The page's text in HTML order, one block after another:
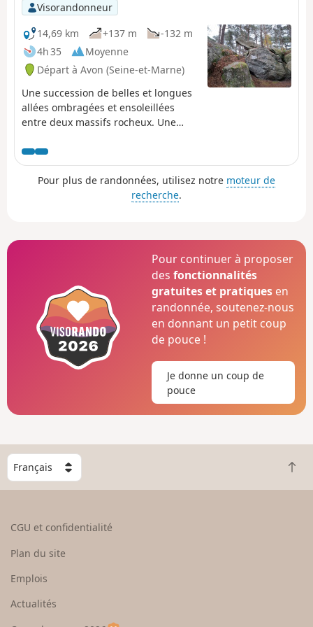
Visorandonneur
14,69 km
+137 m
-132 m
4h 35
Moyenne
Départ à Avon (Seine-et-Marne)
Une succession de belles et longues
allées ombragées et ensoleillées
entre deux massifs rocheux. Une
du Massif de Fontainebleau avec un
minimum de voies routières à
traverser.
Pour plus de randonnées, utilisez notre moteur de
recherche.
Pour continuer à proposer
desfonctionnalités
gratuites et pratiques en
randonnée, soutenez-nous
en donnant un petit coup
de pouce !
Je donne un coup de
pouce
C
o
e
u
R
e
CGU et confidentialité
Plan du site
Emplois
Actualités